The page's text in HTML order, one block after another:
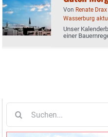
Von Renate Drax
Wasserburg
Unser
einer
nach: